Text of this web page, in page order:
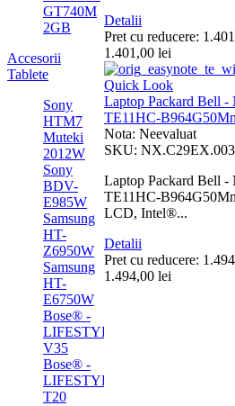
Detalii
Pret cu reducere:
1.401,00 lei
Quick Look
Laptop Packard Bell
TE11HC-
Nota: Neevaluat
SKU: NX.C29EX.003
Laptop Packard Bell
TE11HC-
LCD, Intel®...
Detalii
Pret cu reducere:
1.494,00 lei
GT740M
2GB
Accesorii
Tablete
Sony
HTM7
Muteki
2012W
Sony
BDV-
E985W
Samsung
HT-
Z6950W
Samsung
HT-
E6750W
Bose® -
LIFESTYLE®
V35
Bose® -
LIFESTYLE®
T20